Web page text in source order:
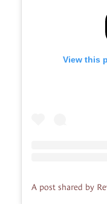
View this